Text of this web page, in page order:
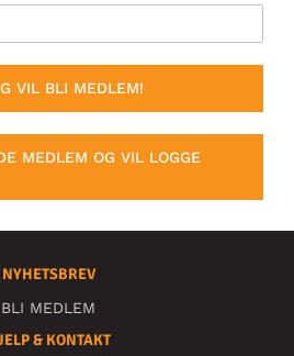
VIL BLI MEDLEM!
MEDLEM OG VIL LOGGE
NYHETSBREV
BLI MEDLEM
& KONTAKT